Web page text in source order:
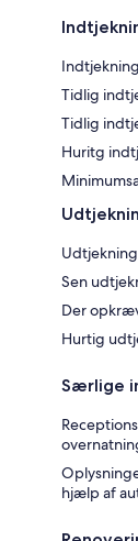
Tidlig
Tidlig
Huritg
Sen
Der
Hurtig
Særlige
hjælp af